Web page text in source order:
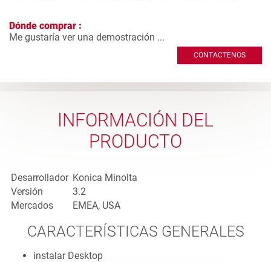
Dónde comprar :
Me gustaría ver una demostración ...
CONTACTENOS
INFORMACIÓN DEL
PRODUCTO
Desarrollador Konica Minolta
Versión
3.2
Mercados
EMEA, USA
CARACTERÍSTICAS GENERALES
instalar Desktop